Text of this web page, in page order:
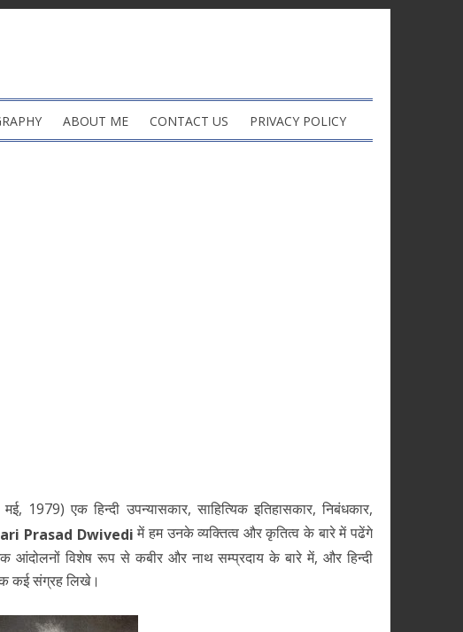
ABOUT ME CONTACT US PRIVACY POLICY
1979) एक हिन्दी उपन्यासकार, साहित्यिक इतिहासकार, निबंधकार,
Prasad Dwivediमें हम उनके व्यक्तित्व और कृतित्व के बारे में पढेंगे
आंदोलनों विशेष रूप से कबीर और नाथ सम्प्रदाय के बारे में, और हिन्दी
कई संग्रह लिखे।